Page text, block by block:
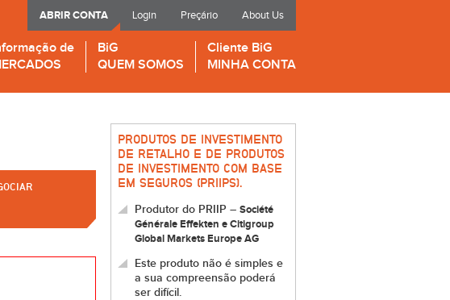
Login Preçário About Us
ABRIR CONTA
de
BiG
QUEM SOMOS
Cliente BiG
MINHA CONTA
PRODUTOS DE INVESTIMENTO
DE RETALHO E DE PRODUTOS
DE INVESTIMENTO COM BASE
EM SEGUROS (PRIIPS).
Produtor do PRIIP – Société
Générale Effekten e Citigroup
Global Markets Europe AG
Este produto não é simples e
a sua compreensão poderá
ser difícil.